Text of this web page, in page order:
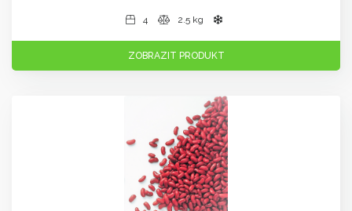
4 2.5 kg
ZOBRAZIT PRODUKT